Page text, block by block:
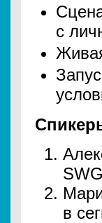
с
SWG
в